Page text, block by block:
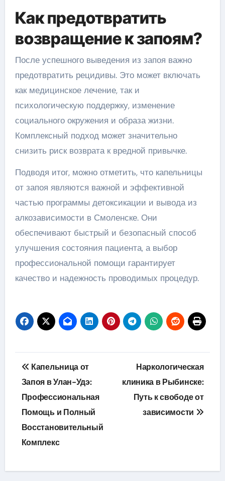
Как предотвратить
возвращение к запоям?
После успешного выведения из запоя важно
предотвратить рецидивы. Это может включать
как медицинское лечение, так и
психологическую поддержку, изменение
социального окружения и образа жизни.
Комплексный подход может значительно
снизить риск возврата к вредной привычке.
Подводя итог, можно отметить, что капельницы
от запоя являются важной и эффективной
частью программы детоксикации и вывода из
алкозависимости в Смоленске. Они
обеспечивают быстрый и безопасный способ
улучшения состояния пациента, а выбор
профессиональной помощи гарантирует
качество и надежность проводимых процедур.
Навигация
по
записям
Капельница от
Запоя в Улан-Удэ:
Профессиональная
Помощь и Полный
Восстановительный
Комплекс
Наркологическая
клиника в Рыбинске:
Путь к свободе от
зависимости